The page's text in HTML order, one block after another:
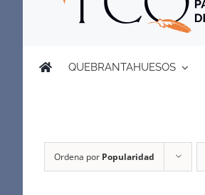
QUEBRANTAHUESOS
Ordena por Popularidad